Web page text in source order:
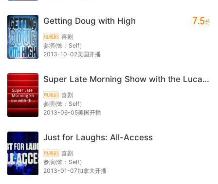
Getting Doug with High
电视剧 喜剧
参演(饰：Self）
2013-10-02美国开播
7.5分
Super Late Morning Show with the Lucas Brothers
电视剧 喜剧
参演(饰：Self）
2013-06-05美国开播
Just for Laughs: All-Access
电视剧 喜剧
参演(饰：Self）
2013-01-07加拿大开播